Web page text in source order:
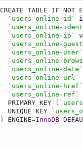
CREATE TABLE IF NOT
`users_online-id`
`users_online-
`users_online-ip`
`users_online-
`users_online-user`
`users_online-
`users_online-date`
`users_online-url`
`users_online-href`
`users_online-ref`
  PRIMARY KEY
(
  UNIQUE KEY
)
ENGINE=InnoDB